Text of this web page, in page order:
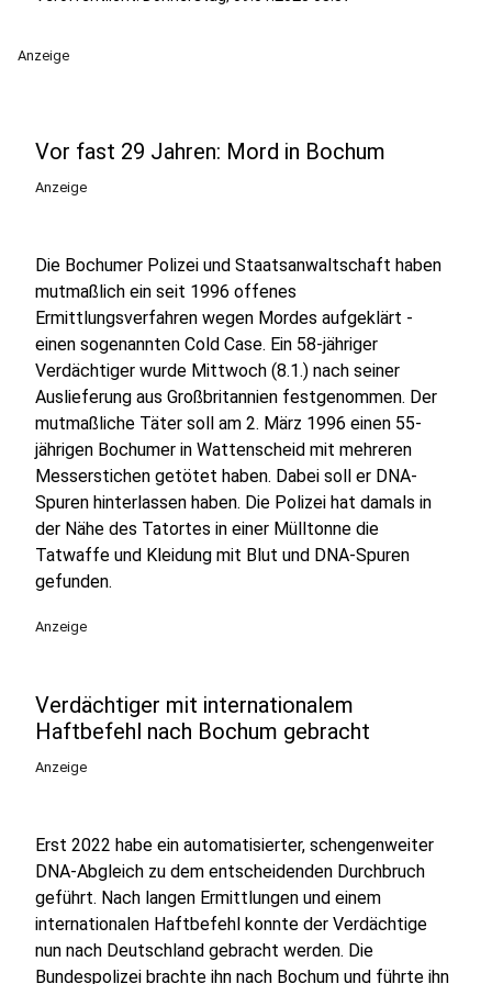
Anzeige
Vor fast 29 Jahren: Mord in Bochum
Anzeige
Die Bochumer Polizei und Staatsanwaltschaft haben
mutmaßlich ein seit 1996 offenes
Ermittlungsverfahren wegen Mordes aufgeklärt -
einen sogenannten Cold Case. Ein 58-jähriger
Verdächtiger wurde Mittwoch (8.1.) nach seiner
Auslieferung aus Großbritannien festgenommen. Der
mutmaßliche Täter soll am 2. März 1996 einen 55-
jährigen Bochumer in Wattenscheid mit mehreren
Messerstichen getötet haben. Dabei soll er DNA-
Spuren hinterlassen haben. Die Polizei hat damals in
der Nähe des Tatortes in einer Mülltonne die
Tatwaffe und Kleidung mit Blut und DNA-Spuren
gefunden.
Anzeige
Verdächtiger mit internationalem
Haftbefehl nach Bochum gebracht
Anzeige
Erst 2022 habe ein automatisierter, schengenweiter
DNA-Abgleich zu dem entscheidenden Durchbruch
geführt. Nach langen Ermittlungen und einem
internationalen Haftbefehl konnte der Verdächtige
nun nach Deutschland gebracht werden. Die
Bundespolizei brachte ihn nach Bochum und führte ihn